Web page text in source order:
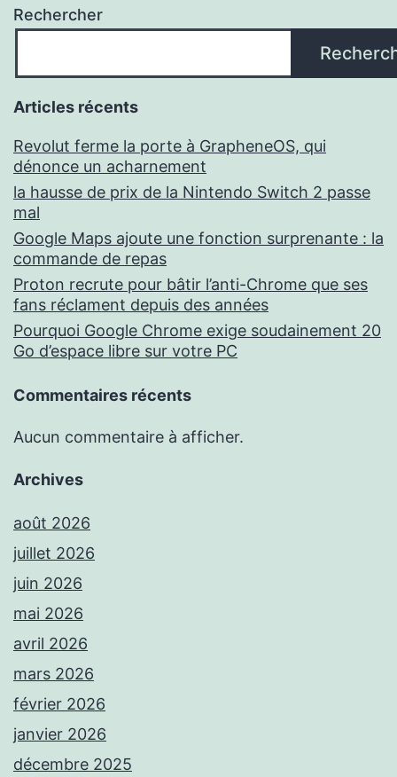
Rechercher
Articles récents
Revolut ferme la porte à GrapheneOS, qui
dénonce un acharnement
la hausse de prix de la Nintendo Switch 2 passe
mal
Google Maps ajoute une fonction surprenante : la
commande de repas
Proton recrute pour bâtir l’anti-Chrome que ses
fans réclament depuis des années
Pourquoi Google Chrome exige soudainement 20
Go d’espace libre sur votre PC
Commentaires récents
Aucun commentaire à afficher.
Archives
août 2026
juillet 2026
juin 2026
mai 2026
avril 2026
mars 2026
février 2026
janvier 2026
décembre 2025